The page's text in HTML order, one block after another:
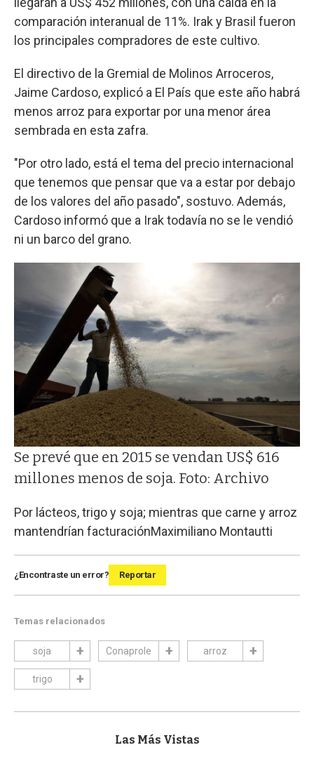
comparación interanual de 11%. Irak y Brasil fueron
los principales compradores de este cultivo.
El directivo de la Gremial de Molinos Arroceros,
Jaime Cardoso, explicó a El País que este año habrá
menos arroz para exportar por una menor área
sembrada en esta zafra.
"Por otro lado, está el tema del precio internacional
que tenemos que pensar que va a estar por debajo
de los valores del año pasado", sostuvo. Además,
Cardoso informó que a Irak todavía no se le vendió
ni un barco del grano.
Se prevé que en 2015 se vendan US$ 616
millones menos de soja. Foto: Archivo
Por lácteos, trigo y soja; mientras que carne y arroz
mantendrían facturaciónMaximiliano Montautti
¿Encontraste un error? Reportar
Temas relacionados
soja Conaprole arroz
trigo
Las Más Vistas